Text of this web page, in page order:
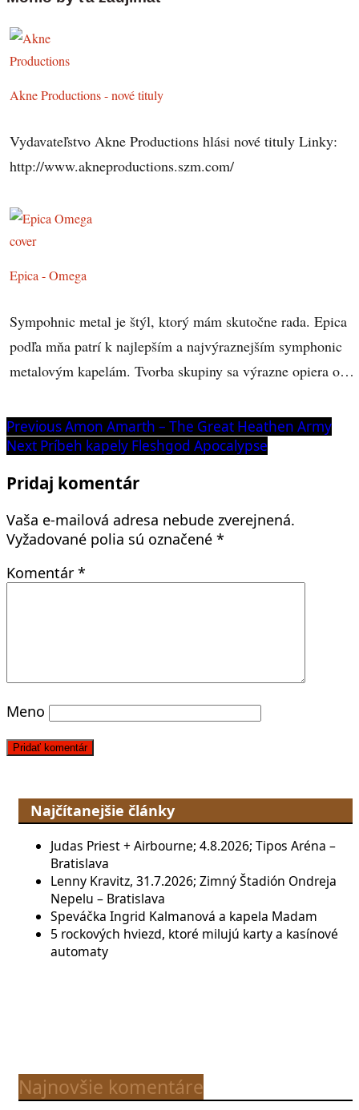
Akne Productions - nové tituly
Vydavateľstvo Akne Productions hlási nové tituly Linky:
http://www.akneproductions.szm.com/
Epica - Omega
Sympohnic metal je štýl, ktorý mám skutočne rada. Epica
podľa mňa patrí k najlepším a najvýraznejším symphonic
metalovým kapelám. Tvorba skupiny sa výrazne opiera o…
Navigácia
v
článku
Previous Previous
post:
Amon Amarth – The Great Heathen Army
Next Next
Príbeh kapely Fleshgod Apocalypse
Pridaj komentár
Vaša e-mailová adresa nebude zverejnená.
Vyžadované polia sú označené *
Komentár *
Meno
Najčítanejšie články
Judas Priest + Airbourne; 4.8.2026; Tipos Aréna –
Bratislava
Lenny Kravitz, 31.7.2026; Zimný Štadión Ondreja
Nepelu – Bratislava
Speváčka Ingrid Kalmanová a kapela Madam
5 rockových hviezd, ktoré milujú karty a kasínové
automaty
Najnovšie komentáre